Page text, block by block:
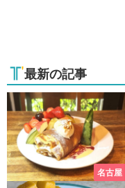
最新の記事
名古屋